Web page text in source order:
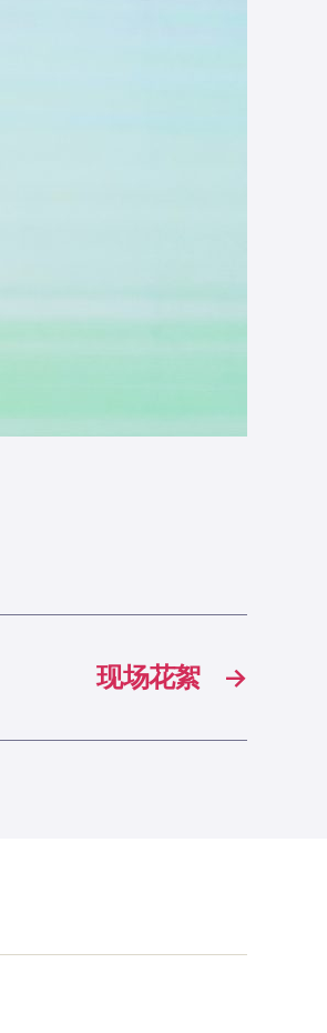
→
现场花絮